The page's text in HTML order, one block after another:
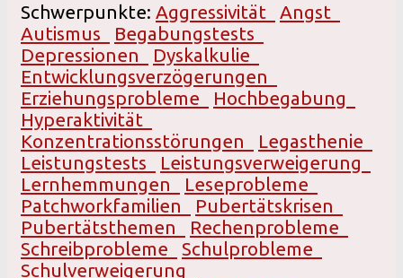
Schwerpunkte: Aggressivität
Angst
Autismus
Begabungstests
Depressionen
Dyskalkulie
Entwicklungsverzögerungen
Erziehungsprobleme
Hochbegabung
Hyperaktivität
Konzentrationsstörungen
Legasthenie
Leistungstests
Leistungsverweigerung
Lernhemmungen
Leseprobleme
Patchworkfamilien
Pubertätskrisen
Pubertätsthemen
Rechenprobleme
Schreibprobleme
Schulprobleme
Schulverweigerung